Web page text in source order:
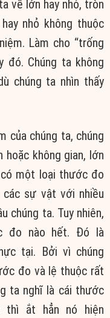
về lớn hay nhỏ, tròn
nhỏ không thuộc
Làm cho “trống
đó. Chúng ta không
chúng ta nhìn thấy
của chúng ta, chúng
không gian, lớn
có một loại thước đo
sự vật với nhiều
chúng ta. Tuy nhiên,
đo nào hết. Đó là
tại. Bởi vì chúng
đo và lệ thuộc rất
ta nghĩ là cái thước
ắt hẳn nó hiện